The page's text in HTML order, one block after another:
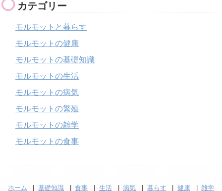
カテゴリー
モルモットと暮らす
モルモットの健康
モルモットの基礎知識
モルモットの生活
モルモットの病気
モルモットの繁殖
モルモットの雑学
モルモットの食事
ホーム 基礎知識 食事 生活 病気 暮らす 健康 雑学